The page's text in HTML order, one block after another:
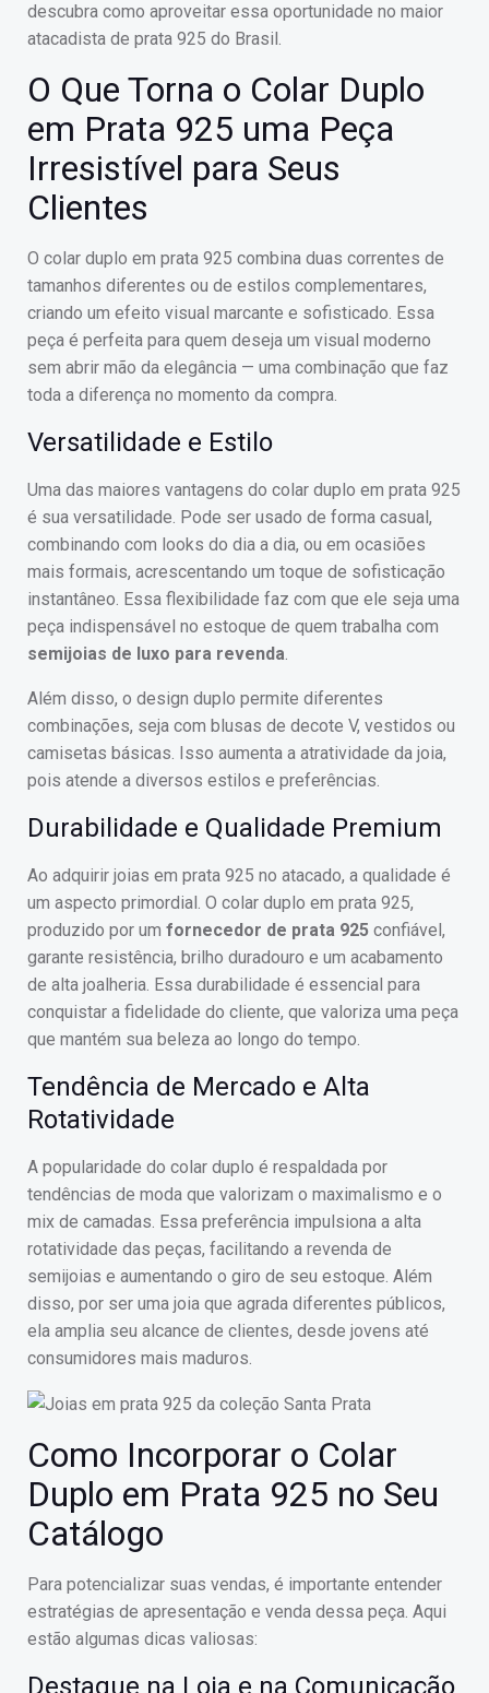
descubra como aproveitar essa oportunidade no maior
atacadista de prata 925 do Brasil.
O Que Torna o Colar Duplo
em Prata 925 uma Peça
Irresistível para Seus
Clientes
O colar duplo em prata 925 combina duas correntes de
tamanhos diferentes ou de estilos complementares,
criando um efeito visual marcante e sofisticado. Essa
peça é perfeita para quem deseja um visual moderno
sem abrir mão da elegância — uma combinação que faz
toda a diferença no momento da compra.
Versatilidade e Estilo
Uma das maiores vantagens do colar duplo em prata 925
é sua versatilidade. Pode ser usado de forma casual,
combinando com looks do dia a dia, ou em ocasiões
mais formais, acrescentando um toque de sofisticação
instantâneo. Essa flexibilidade faz com que ele seja uma
peça indispensável no estoque de quem trabalha com
semijoias de luxo para revenda.
Além disso, o design duplo permite diferentes
combinações, seja com blusas de decote V, vestidos ou
camisetas básicas. Isso aumenta a atratividade da joia,
pois atende a diversos estilos e preferências.
Durabilidade e Qualidade Premium
Ao adquirir joias em prata 925 no atacado, a qualidade é
um aspecto primordial. O colar duplo em prata 925,
produzido por um fornecedor de prata 925 confiável,
garante resistência, brilho duradouro e um acabamento
de alta joalheria. Essa durabilidade é essencial para
conquistar a fidelidade do cliente, que valoriza uma peça
que mantém sua beleza ao longo do tempo.
Tendência de Mercado e Alta
Rotatividade
A popularidade do colar duplo é respaldada por
tendências de moda que valorizam o maximalismo e o
mix de camadas. Essa preferência impulsiona a alta
rotatividade das peças, facilitando a revenda de
semijoias e aumentando o giro de seu estoque. Além
disso, por ser uma joia que agrada diferentes públicos,
ela amplia seu alcance de clientes, desde jovens até
consumidores mais maduros.
Como Incorporar o Colar
Duplo em Prata 925 no Seu
Catálogo
Para potencializar suas vendas, é importante entender
estratégias de apresentação e venda dessa peça. Aqui
estão algumas dicas valiosas:
Destaque na Loja e na Comunicação